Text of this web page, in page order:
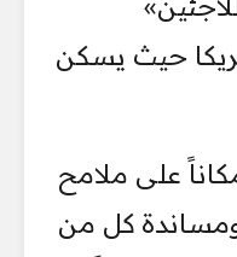
حيث يسكن
على ملامح
كل من